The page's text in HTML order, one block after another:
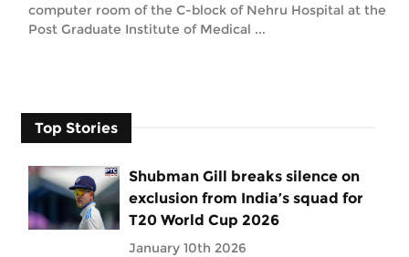
computer room of the C-block of Nehru Hospital at the
Post Graduate Institute of Medical ...
Top Stories
Shubman Gill breaks silence on
exclusion from India’s squad for
T20 World Cup 2026
January 10th 2026